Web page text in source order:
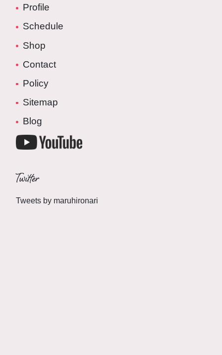
Profile
Schedule
Shop
Contact
Policy
Sitemap
Blog
Twitter
Tweets by maruhironari